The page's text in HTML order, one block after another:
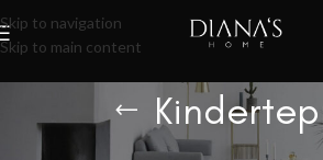
Skip to navigation
Skip to main content
🔥 SOMMER SALE – 30% RABATT AUF ALLE
Zeit.
Produkte verschlagwortet mit